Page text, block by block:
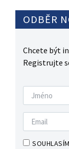
ODBĚR
Chcete být
Registrujte